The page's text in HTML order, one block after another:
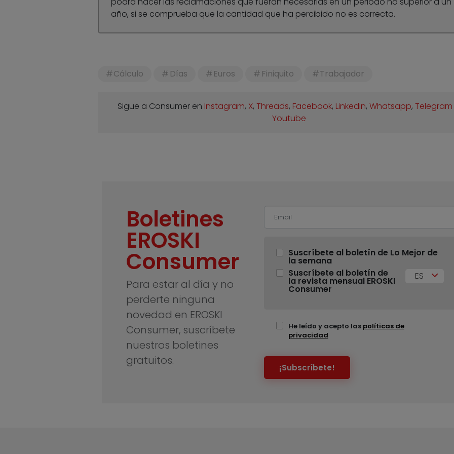
año, si se comprueba que la cantidad que ha percibido no es correcta.
Cálculo Días Euros Finiquito Trabajador
Sigue a Consumer en Instagram, X,Threads, Facebook, Linkedin,Whatsapp,Telegram
Youtube
Boletines
EROSKI
Consumer
Para estar al día y no
perderte ninguna
novedad en EROSKI
Consumer, suscríbete
nuestros boletines
gratuitos.
Suscríbete al boletín de Lo Mejor de
la semana
Suscríbete al boletín de
la revista mensual EROSKI
Consumer
ES
He leído y acepto las políticas de
privacidad
¡Subscríbete!